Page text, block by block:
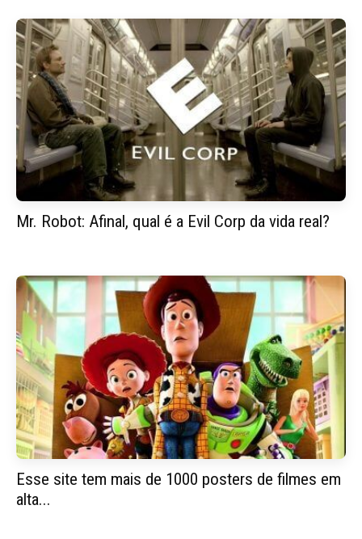
Mr. Robot: Afinal, qual é a Evil Corp da vida real?
Esse site tem mais de 1000 posters de filmes em
alta...